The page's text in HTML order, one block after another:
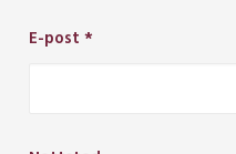
E-post *